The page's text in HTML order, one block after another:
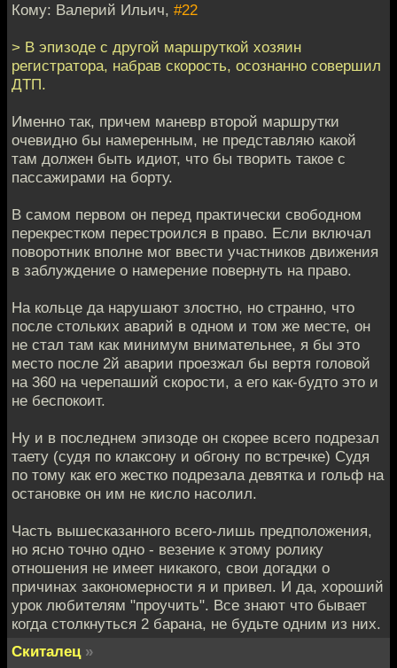
Кому: Валерий Ильич, #22
> В эпизоде с другой маршруткой хозяин
регистратора, набрав скорость, осознанно совершил
ДТП.
Именно так, причем маневр второй маршрутки
очевидно бы намеренным, не представляю какой
там должен быть идиот, что бы творить такое с
пассажирами на борту.
В самом первом он перед практически свободном
перекрестком перестроился в право. Если включал
поворотник вполне мог ввести участников движения
в заблуждение о намерение повернуть на право.
На кольце да нарушают злостно, но странно, что
после стольких аварий в одном и том же месте, он
не стал там как минимум внимательнее, я бы это
место после 2й аварии проезжал бы вертя головой
на 360 на черепаший скорости, а его как-будто это и
не беспокоит.
Ну и в последнем эпизоде он скорее всего подрезал
таету (судя по клаксону и обгону по встречке) Судя
по тому как его жестко подрезала девятка и гольф на
остановке он им не кисло насолил.
Часть вышесказанного всего-лишь предположения,
но ясно точно одно - везение к этому ролику
отношения не имеет никакого, свои догадки о
причинах закономерности я и привел. И да, хороший
урок любителям "проучить". Все знают что бывает
когда столкнуться 2 барана, не будьте одним из них.
Скиталец »